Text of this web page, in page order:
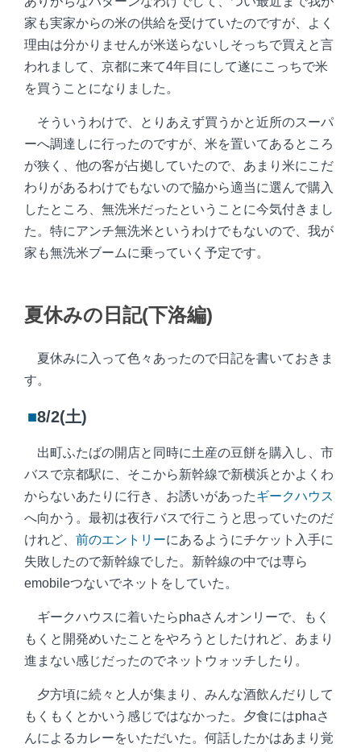
家も実家からの米の供給を受けていたのですが、よく
理由は分かりませんが米送らないしそっちで買えと言
われまして、京都に来て4年目にして遂にこっちで米
を買うことになりました。
そういうわけで、とりあえず買うかと近所のスーパ
ーへ調達しに行ったのですが、米を置いてあるところ
が狭く、他の客が占拠していたので、あまり米にこだ
わりがあるわけでもないので脇から適当に選んで購入
したところ、無洗米だったということに今気付きまし
た。特にアンチ無洗米というわけでもないので、我が
家も無洗米ブームに乗っていく予定です。
夏休みの日記(下洛編)
夏休みに入って色々あったので日記を書いておきま
す。
■8/2(土)
出町ふたばの開店と同時に土産の豆餅を購入し、市
バスで京都駅に、そこから新幹線で新横浜とかよくわ
からないあたりに行き、お誘いがあったギークハウス
へ向かう。最初は夜行バスで行こうと思っていたのだ
けれど、 前のエントリーにあるようにチケット入手に
失敗したので新幹線でした。新幹線の中では専ら
emobileつないでネットをしていた。
ギークハウスに着いたらphaさんオンリーで、もく
もくと開発めいたことをやろうとしたけれど、あまり
進まない感じだったのでネットウォッチしたり。
夕方頃に続々と人が集まり、みんな酒飲んだりして
もくもくとかいう感じではなかった。夕食にはphaさ
んによるカレーをいただいた。何話したかはあまり覚